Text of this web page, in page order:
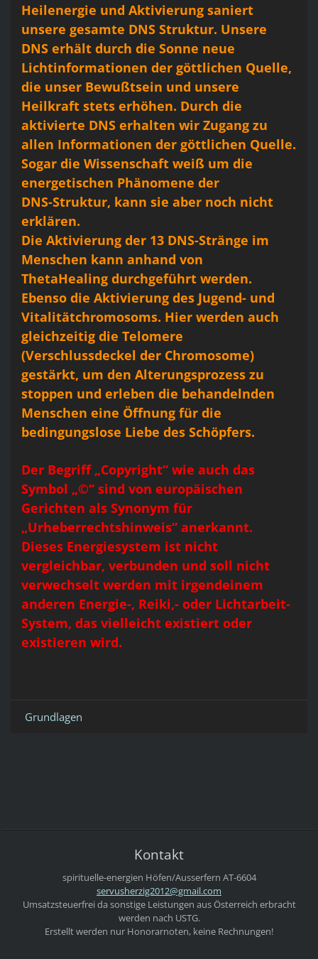
Heilenergie und Aktivierung saniert
unsere gesamte DNS Struktur. Unsere
DNS erhält durch die Sonne neue
Lichtinformationen der göttlichen Quelle,
die unser Bewußtsein und unsere
Heilkraft stets erhöhen. Durch die
aktivierte DNS erhalten wir Zugang zu
allen Informationen der göttlichen Quelle.
Sogar die Wissenschaft weiß um die
energetischen Phänomene der
DNS-Struktur, kann sie aber noch nicht
erklären.
Die Aktivierung der 13 DNS-Stränge im
Menschen kann anhand von
ThetaHealing durchgeführt werden.
Ebenso die Aktivierung des Jugend- und
Vitalitätchromosoms. Hier werden auch
gleichzeitig die Telomere
(Verschlussdeckel der Chromosome)
gestärkt, um den Alterungsprozess zu
stoppen und erleben die behandelnden
Menschen eine Öffnung für die
bedingungslose Liebe des Schöpfers.
Der Begriff „Copyright“ wie auch das
Symbol „©“ sind von europäischen
Gerichten als Synonym für
„Urheberrechtshinweis“ anerkannt.
Dieses Energiesystem ist nicht
vergleichbar, verbunden und soll nicht
verwechselt werden mit irgendeinem
anderen Energie-, Reiki,- oder Lichtarbeit-
System, das vielleicht existiert oder
existieren wird.
Grundlagen
Kontakt
spirituelle-energien Höfen/Ausserfern AT-6604
servusherzig2012@gmail.com
Umsatzsteuerfrei da sonstige Leistungen aus Österreich erbracht
werden nach USTG.
Erstellt werden nur Honorarnoten, keine Rechnungen!